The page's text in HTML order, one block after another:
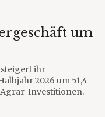
um
ihr
2026 um 51,4
Investitionen.